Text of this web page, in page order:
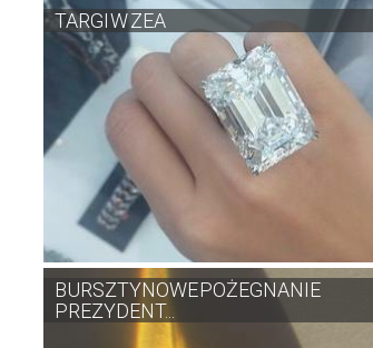
TARGI W ZEA
BURSZTYNOWE POŻEGNANIE
PREZYDENT...